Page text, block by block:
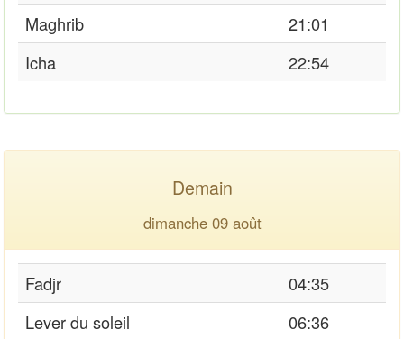
Maghrib
21:01
Icha
22:54
Demain
dimanche 09 août
Fadjr
04:35
Lever du soleil
06:36